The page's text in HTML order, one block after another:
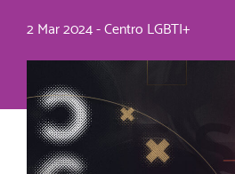
2 Mar 2024 - Centro LGBTI+